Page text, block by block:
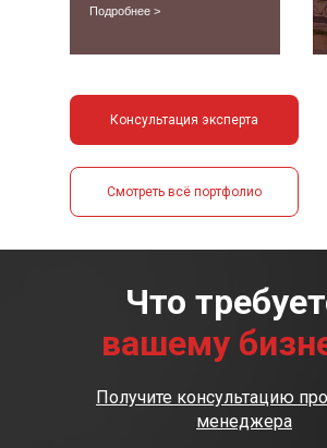
Подробнее >
Консультация эксперта
Смотреть всё портфолио
Получите консультацию
менеджера
Что
вашему